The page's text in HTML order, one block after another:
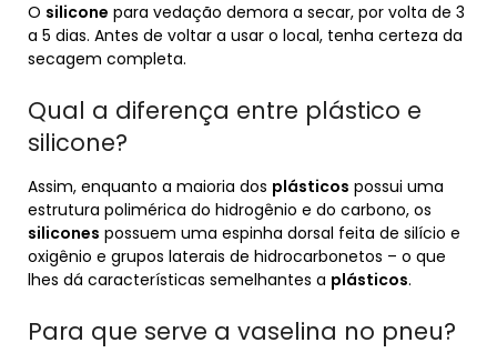
O silicone para vedação demora a secar, por volta de 3
a 5 dias. Antes de voltar a usar o local, tenha certeza da
secagem completa.
Qual a diferença entre plástico e
silicone?
Assim, enquanto a maioria dos plásticos possui uma
estrutura polimérica do hidrogênio e do carbono, os
silicones possuem uma espinha dorsal feita de silício e
oxigênio e grupos laterais de hidrocarbonetos – o que
lhes dá características semelhantes a plásticos.
Para que serve a vaselina no pneu?